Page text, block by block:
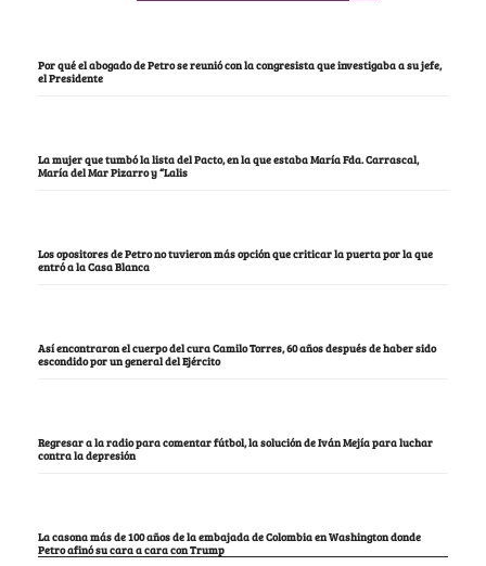
Por qué el abogado de Petro se reunió con la congresista que investigaba a su jefe,
el Presidente
La mujer que tumbó la lista del Pacto, en la que estaba María Fda. Carrascal,
María del Mar Pizarro y “Lalis
Los opositores de Petro no tuvieron más opción que criticar la puerta por la que
entró a la Casa Blanca
Así encontraron el cuerpo del cura Camilo Torres, 60 años después de haber sido
escondido por un general del Ejército
Regresar a la radio para comentar fútbol, la solución de Iván Mejía para luchar
contra la depresión
La casona más de 100 años de la embajada de Colombia en Washington donde
Petro afinó su cara a cara con Trump